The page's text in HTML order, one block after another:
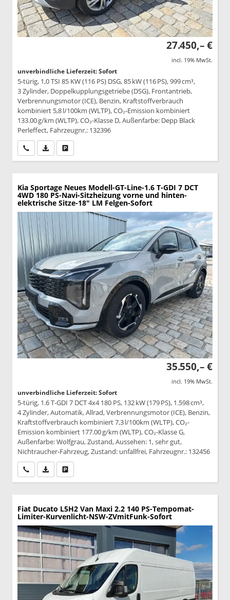
27.450,– €
incl. 19% MwSt.
unverbindliche Lieferzeit: Sofort
5-türig, 1,0 TSI 85 KW (116 PS) DSG, 85 kW (116 PS), 999 cm³,
3 Zylinder, Doppelkupplungsgetriebe (DSG), Frontantrieb,
Verbrennungsmotor (ICE), Benzin, Kraftstoffverbrauch
kombiniert 5,8 l/100km (WLTP), CO₂-Emission kombiniert
133.00 g/km (WLTP), CO₂-Klasse D, Außenfarbe: Depp Black
Perleffect, Fahrzeugnr.: 132396
Wir rufen Sie anPDF-Datei, Fahrzeugexposé drucken
Kia Sportage Neues Modell-GT-Line-1.6 T-GDI 7 DCT
4WD 180 PS-Navi-Sitzheizung vorne und hinten-
elektrische Sitze-18" LM Felgen-Sofort
35.550,– €
incl. 19% MwSt.
unverbindliche Lieferzeit: Sofort
5-türig, 1.6 T-GDI 7 DCT 4x4 180 PS, 132 kW (179 PS), 1.598 cm³,
4 Zylinder, Automatik, Allrad, Verbrennungsmotor (ICE), Benzin,
Kraftstoffverbrauch kombiniert 7,3 l/100km (WLTP), CO₂-
Emission kombiniert 177.00 g/km (WLTP), CO₂-Klasse G,
Außenfarbe: Wolfgrau, Zustand, Aussehen: 1, sehr gut,
Nichtraucher-Fahrzeug, Zustand: unfallfrei, Fahrzeugnr.: 132456
Wir rufen Sie anPDF-Datei, Fahrzeugexposé drucken
Fiat Ducato L5H2 Van Maxi 2.2 140 PS-Tempomat-
Limiter-Kurvenlicht-NSW-ZVmitFunk-Sofort